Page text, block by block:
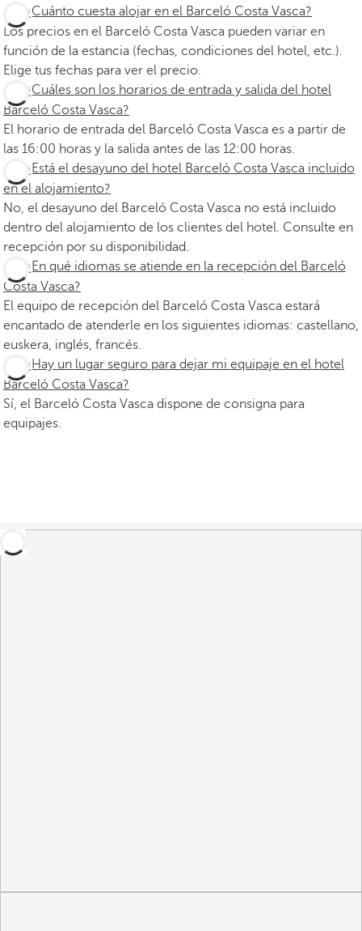
¿Cuánto cuesta alojar en el Barceló Costa Vasca?
Los precios en el Barceló Costa Vasca pueden variar en
función de la estancia (fechas, condiciones del hotel, etc.).
Elige tus fechas para ver el precio.
¿Cuáles son los horarios de entrada y salida del hotel
Barceló Costa Vasca?
El horario de entrada del Barceló Costa Vasca es a partir de
las 16:00 horas y la salida antes de las 12:00 horas.
¿Está el desayuno del hotel Barceló Costa Vasca incluido
en el alojamiento?
No, el desayuno del Barceló Costa Vasca no está incluido
dentro del alojamiento de los clientes del hotel. Consulte en
recepción por su disponibilidad.
¿En qué idiomas se atiende en la recepción del Barceló
Costa Vasca?
El equipo de recepción del Barceló Costa Vasca estará
encantado de atenderle en los siguientes idiomas: castellano,
euskera, inglés, francés.
¿Hay un lugar seguro para dejar mi equipaje en el hotel
Barceló Costa Vasca?
Sí, el Barceló Costa Vasca dispone de consigna para
equipajes.